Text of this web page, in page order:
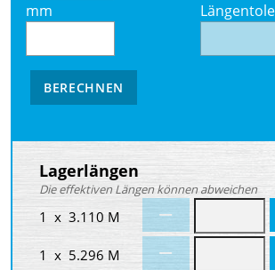
mm
BERECHNEN
Lagerlängen
Die effektiven Längen können abweichen
1 x 3.110 M
1 x 5.296 M